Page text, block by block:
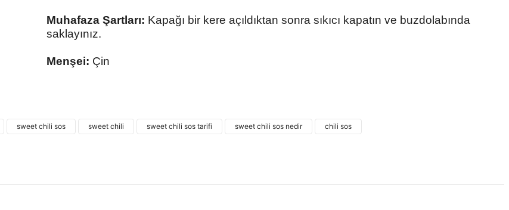
Muhafaza Şartları: Kapağı bir kere açıldıktan sonra sıkıcı kapatın ve buzdolabında
saklayınız.
Menşei: Çin
Ürün bilgilerinde hatalar bulunuyor.
sweet chili sos sweet chili sweet chili sos tarifi sweet chili sos nedir chili sos